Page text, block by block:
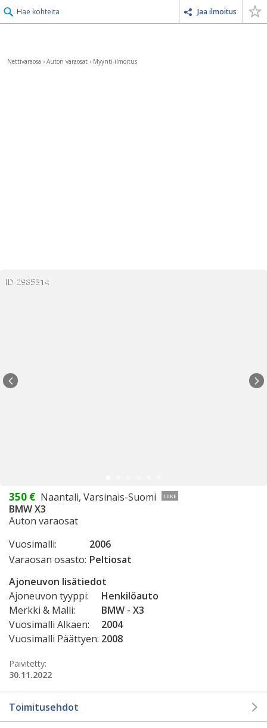
Hae kohteita Jaa ilmoitus
Nettivaraosa › Auton varaosat › Myynti-ilmoitus
ID 2985314
350 € Naantali, Varsinais-Suomi LIIKE
BMW X3
Auton varaosat
Vuosimalli:
2006
Varaosan osasto: Peltiosat
Ajoneuvon lisätiedot
Ajoneuvon tyyppi:
Henkilöauto
Merkki & Malli:
BMW - X3
Vuosimalli Alkaen:
2004
Vuosimalli Päättyen: 2008
Päivitetty:
30.11.2022
Toimitusehdot